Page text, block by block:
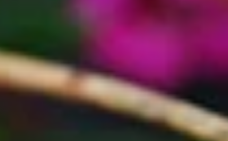
Wunderschöne Wachsflowers bestellen
gehört zur Familie der Myrtengewächse. Sie ist heimisch im Westen
Australiens und im Süden Asiens, mittlerweile aber auch in anderen
Teilen Asiens und auch Amerikas verbreitet. Die etwa 30 Arten der
immergrünen Sträucher werden 2 m bis 4 m hoch. Die Wachsflower
überdauert die Trockenzeit, indem sie Wasser in ihren fleischigen
Blättern speichert. Deren nadelartige Form sorgt dafür, dass kaum
Wasser verdunstet. Die Blütezeit reicht etwa von März bis April. Die
Blüten der Wachsflower können weiß, aber auch rosa oder violett